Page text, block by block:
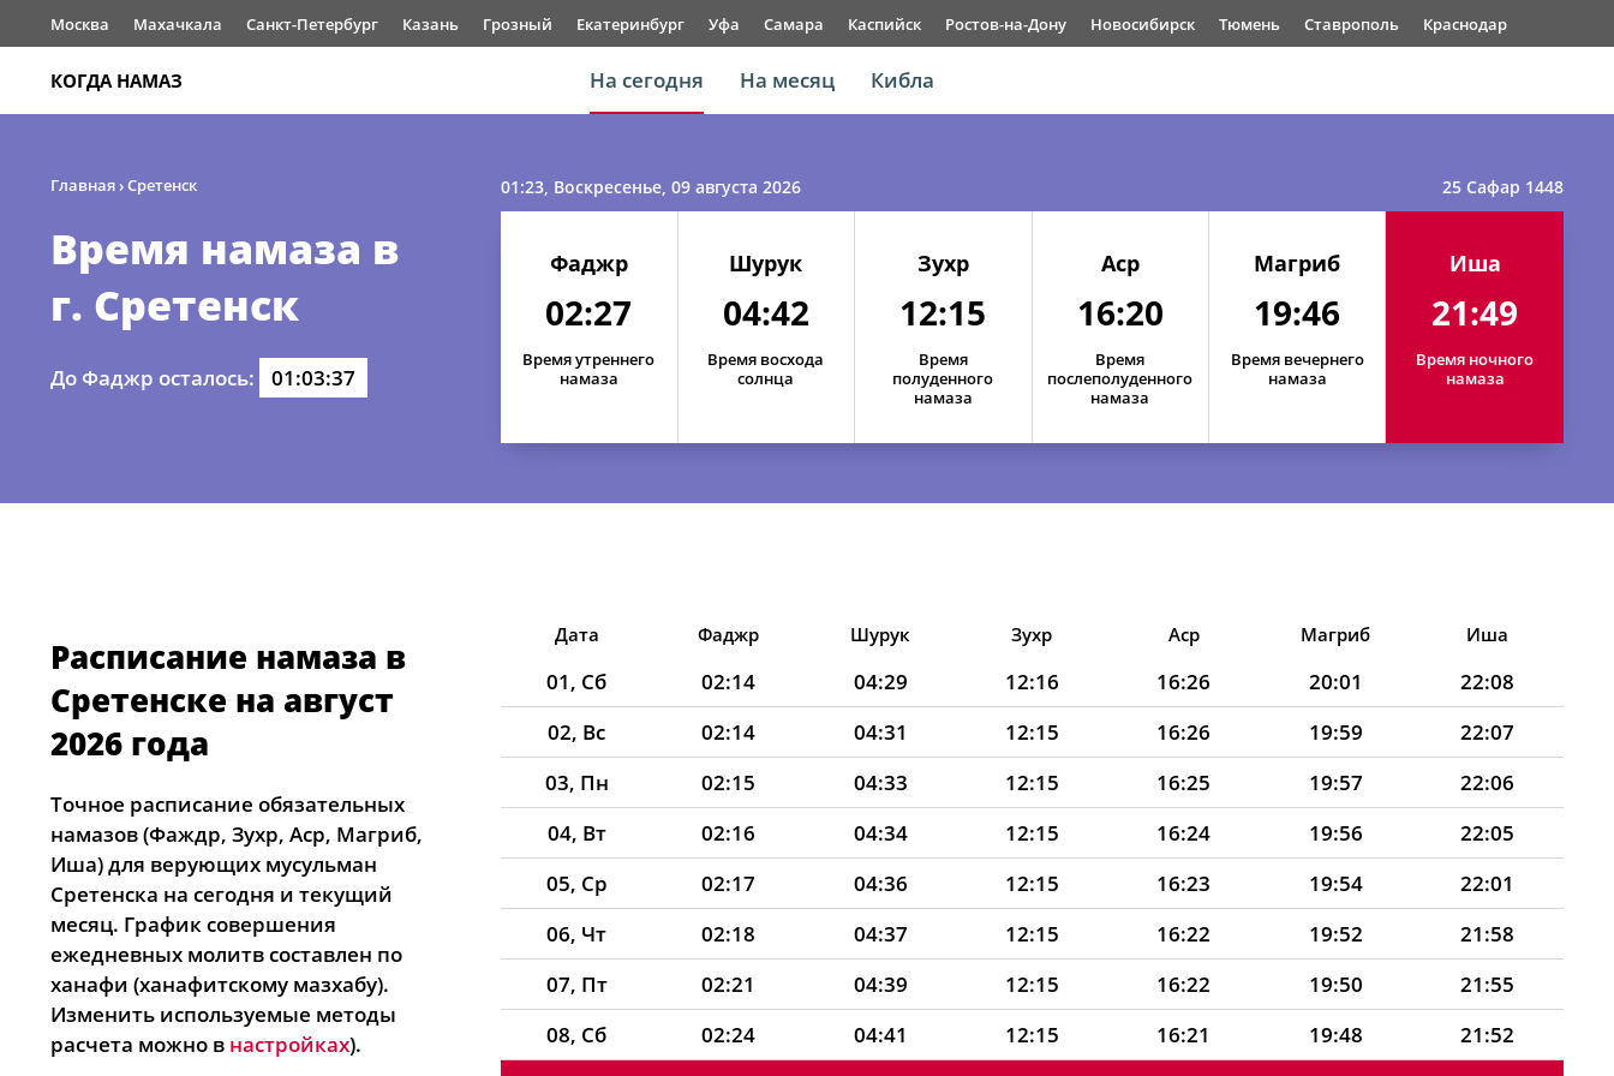
Москва Махачкала Санкт-Петербург Казань Грозный Екатеринбург Уфа Самара Каспийск Ростов-на-Дону Новосибирск Тюмень Ставрополь Краснодар
КОГДА НАМАЗ На сегодня На месяц Кибла
Главная›Сретенск
Время намаза в
г. Сретенск
До Фаджр осталось: 01:03:37
01:23, Воскресенье, 09 августа 2026 25 Сафар 1448
Фаджр
02:27
Время утреннего
намаза
Шурук
04:42
Время восхода
солнца
Зухр
12:15
Время
полуденного
намаза
Аср
16:20
Время
послеполуденного
намаза
Магриб
19:46
Время вечернего
намаза
Иша
21:49
Время ночного
намаза
Расписание намаза в
Сретенске на август
2026 года
Точное расписание обязательных
намазов (Фаждр, Зухр, Аср, Магриб,
Иша) для верующих мусульман
Сретенска на сегодня и текущий
месяц. График совершения
ежедневных молитв составлен по
ханафи (ханафитскому мазхабу).
Изменить используемые методы
расчета можно в настройках).
Дата Фаджр Шурук Зухр Аср Магриб Иша
01, Сб 02:14 04:29 12:16 16:26 20:01
22:08
02, Вс
02:14 04:31 12:15 16:26 19:59
22:07
03, Пн
02:15 04:33 12:15 16:25 19:57
22:06
04, Вт
02:16 04:34 12:15 16:24 19:56
22:05
05, Ср
02:17 04:36 12:15 16:23 19:54
22:01
06, Чт
02:18 04:37 12:15 16:22 19:52
21:58
07, Пт
02:21 04:39 12:15 16:22 19:50
21:55
08, Сб
02:24 04:41 12:15 16:21 19:48
21:52